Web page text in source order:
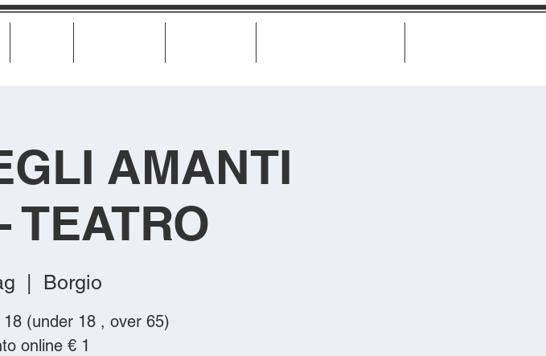
AMANTI
TEATRO
  |
Borgio
(under 18 , over 65)
online € 1